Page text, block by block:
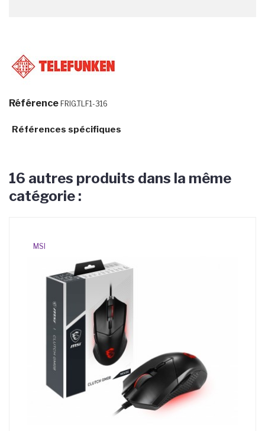
Référence FRIG.TLF1-316
Références spécifiques
16 autres produits dans la même
catégorie :
MSI